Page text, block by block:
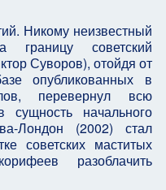
Никому неизвестный
советский
Суворов), отойдя от
опубликованных в
перевернул всю
сущность начального
Лондон (2002) стал
советских маститых
разоблачить